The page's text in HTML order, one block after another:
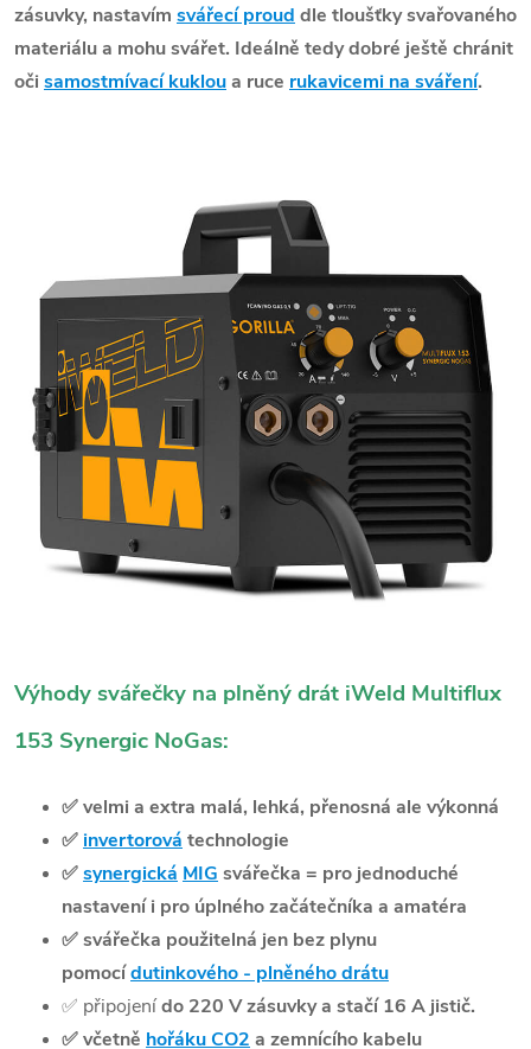
zásuvky, nastavím svářecí proud dle tloušťky svařovaného
materiálu a mohu svářet. Ideálně tedy dobré ještě chránit
oči samostmívací kukloua ruce rukavicemi na sváření.
Výhody svářečky na plněný drát iWeld Multiflux
153 Synergic NoGas:
✅velmi a extra malá, lehká, přenosná ale výkonná
✅ invertorová technologie
✅synergická MIG svářečka = pro jednoduché
nastavení i pro úplného začátečníka a amatéra
✅svářečka použitelná jen bez plynu
pomocídutinkového - plněného drátu
✅ připojenído 220 V zásuvky a stačí 16 A jistič.
✅včetně hořáku CO2 a zemnícího kabelu